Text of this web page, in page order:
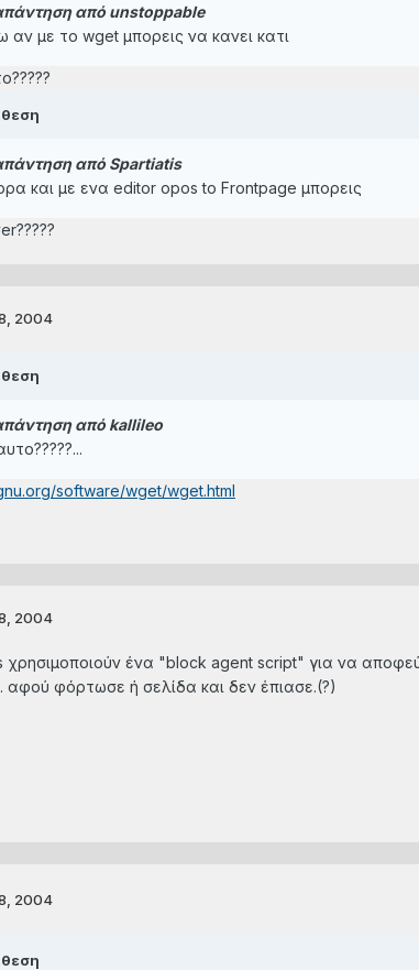
από unstoppable
αν με το wget μπορεις να κανει κατι
από Spartiatis
και με ενα editor opos to Frontpage μπορεις
2004
από kallileo
software/wget/wget.html
2004
χρησιμοποιούν ένα "block agent script" για να
αφού φόρτωσε ή σελίδα και δεν έπιασε.(?)
2004